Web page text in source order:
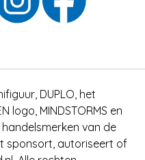
DUPLO, het
logo, MINDSTORMS en
van de
sponsort, autoriseert of